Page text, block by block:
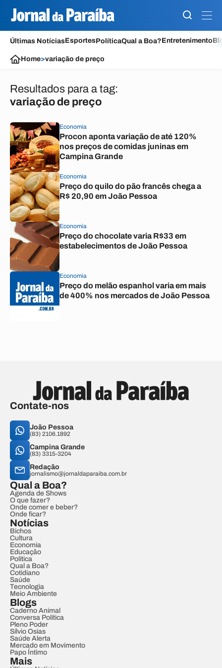
Últimas NotíciasEsportesPolíticaQual a Boa?Entretenimento
Home>variação de preço
Resultados para a tag:
variação de preço
Economia
Procon aponta variação de até 120%
nos preços de comidas juninas em
Campina Grande
Economia
Preço do quilo do pão francês chega a
R$ 20,90 em João Pessoa
Economia
Preço do chocolate varia R$33 em
estabelecimentos de João Pessoa
Economia
Preço do melão espanhol varia em mais
de 400% nos mercados de João Pessoa
Contate-nos
João Pessoa
(83) 2106.1892
Campina Grande
(83) 3315-3204
Redação
jornalismo@jornaldaparaiba.com.br
Qual a Boa?
Agenda de Shows
O que fazer?
Onde comer e beber?
Onde ficar?
Notícias
Bichos
Cultura
Economia
Educação
Política
Qual a Boa?
Cotidiano
Saúde
Tecnologia
Meio Ambiente
Blogs
Caderno Animal
Conversa Política
Pleno Poder
Sílvio Osias
Saúde Alerta
Mercado em Movimento
Papo Íntimo
Mais